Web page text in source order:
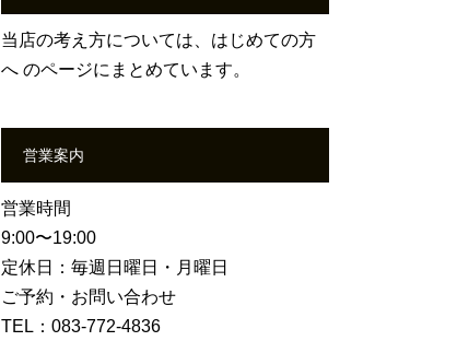
当店の考え方については、 はじめての方
へ のページにまとめています。
営業案内
営業時間
9:00〜19:00
定休日：毎週日曜日・月曜日
ご予約・お問い合わせ
TEL：083-772-4836